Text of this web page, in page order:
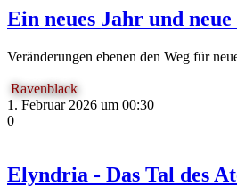
Ein neues Jahr und
Veränderungen ebenen den Weg für
Ravenblack
1. Februar 2026 um 00:30
0
Elyndria - Das Tal des